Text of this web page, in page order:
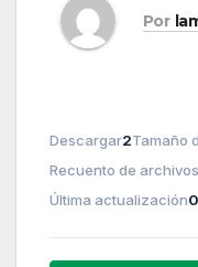
Por
Descargar2Tamaño
Recuento de archivos
Última actualización